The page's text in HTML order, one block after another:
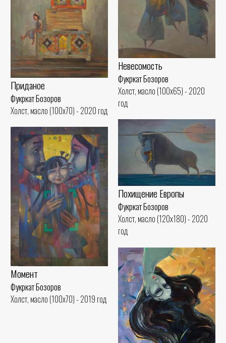
Невесомость
Фукркат Бозоров
Холст, масло (100x65) - 2020
год
Приданое
Фукркат Бозоров
Холст, масло (100x70) - 2020 год
Похищение Европы
Фукркат Бозоров
Холст, масло (120x180) - 2020
год
Момент
Фукркат Бозоров
Холст, масло (100x70) - 2019 год